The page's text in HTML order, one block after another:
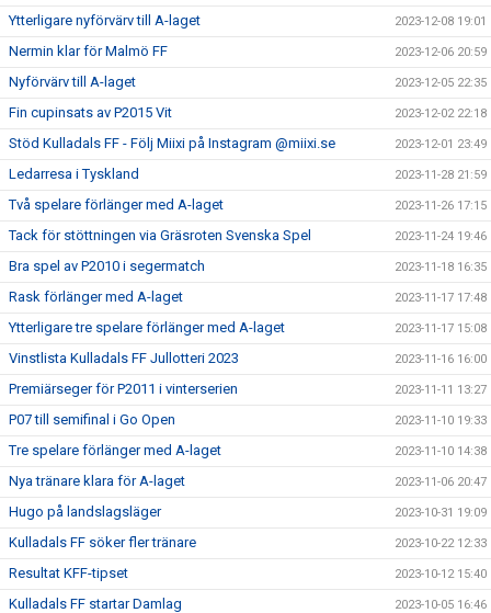
Ytterligare nyförvärv till A-laget 2023-12-08 19:01
Nermin klar för Malmö FF 2023-12-06 20:59
Nyförvärv till A-laget 2023-12-05 22:35
Fin cupinsats av P2015 Vit 2023-12-02 22:18
Stöd Kulladals FF - Följ Miixi på Instagram @miixi.se 2023-12-01 23:49
Ledarresa i Tyskland 2023-11-28 21:59
Två spelare förlänger med A-laget 2023-11-26 17:15
Tack för stöttningen via Gräsroten Svenska Spel 2023-11-24 19:46
Bra spel av P2010 i segermatch 2023-11-18 16:35
Rask förlänger med A-laget 2023-11-17 17:48
Ytterligare tre spelare förlänger med A-laget 2023-11-17 15:08
Vinstlista Kulladals FF Jullotteri 2023 2023-11-16 16:00
Premiärseger för P2011 i vinterserien 2023-11-11 13:27
P07 till semifinal i Go Open 2023-11-10 19:33
Tre spelare förlänger med A-laget 2023-11-10 14:38
Nya tränare klara för A-laget 2023-11-06 20:47
Hugo på landslagsläger 2023-10-31 19:09
Kulladals FF söker fler tränare 2023-10-22 12:33
Resultat KFF-tipset 2023-10-12 15:40
Kulladals FF startar Damlag 2023-10-05 16:46